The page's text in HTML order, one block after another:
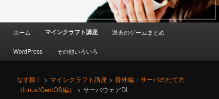
ホーム マインクラフト講座 過去のゲームまとめ
WordPress その他いろいろ
なす探！ > マインクラフト講座 >番外編：サーバのたて方
（Linux/CentOS編）
> サーバウェアDL